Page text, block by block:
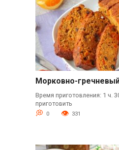
Морковно-
Время приготовления: 1 ч.
приготовить
0 331